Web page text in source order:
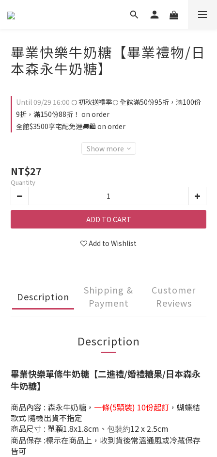
畢業快樂牛奶糖【畢業禮物/日
本森永牛奶糖】
Until09/29 16:00 🌕 初秋送禮季🌕 全館滿50份95折，滿100份
9折，滿150份88折！ on order
全館$3500享宅配免運🚚🛍️ on order
Show more
NT$27
Quantity
ADD TO CART
Add to Wishlist
Description
Shipping &
Payment
Customer
Reviews
Description
畢業快樂單條牛奶糖【二進禮/婚禮糖果/日本森永
牛奶糖】
商品內容 : 森永牛奶糖 ， 一條(5顆裝) 10份起訂 ，蝴蝶結
款式 隨機出貨不指定
商品尺寸 : 單顆1.8x1.8cm、 包裝約12 x 2.5cm
商品保存 :標示在商品上，收到貨後常溫通風或冷藏保存
皆可